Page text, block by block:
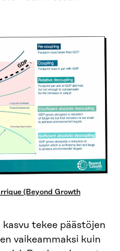
(Beyond Growth
tekee päästöjen
vaikeammaksi kuin